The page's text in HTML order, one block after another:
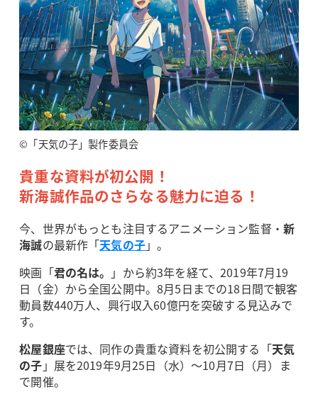
©「天気の子」製作委員会
貴重な資料が初公開！
新海誠作品のさらなる魅力に迫る！
今、世界がもっとも注目するアニメーション監督・ 新
海誠の最新作「天気の子」。
映画「君の名は。 」から約3年を経て、2019年7月19
日（金）から全国公開中。8月5日までの18日間で観客
動員数440万人、興行収入60億円を突破する見込みで
す。
松屋銀座では、同作の貴重な資料を初公開する「天気
の子 」展を2019年9月25日（水）～10月7日（月）ま
で開催。